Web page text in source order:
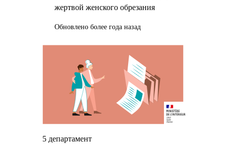
жертвой женского обрезания
Обновлено более года назад
5 департамент